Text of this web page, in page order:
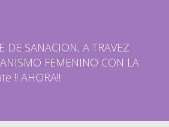
DE SANACION, A TRAVEZ
FEMENINO CON LA
!! AHORA!!